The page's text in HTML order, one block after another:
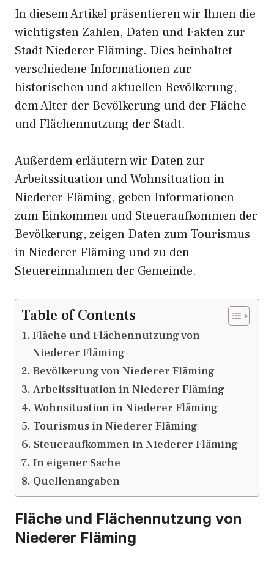
In diesem Artikel präsentieren wir Ihnen die
wichtigsten Zahlen, Daten und Fakten zur
Stadt Niederer Fläming. Dies beinhaltet
verschiedene Informationen zur
historischen und aktuellen Bevölkerung,
dem Alter der Bevölkerung und der Fläche
und Flächennutzung der Stadt.
Außerdem erläutern wir Daten zur
Arbeitssituation und Wohnsituation in
Niederer Fläming, geben Informationen
zum Einkommen und Steueraufkommen der
Bevölkerung, zeigen Daten zum Tourismus
in Niederer Fläming und zu den
Steuereinnahmen der Gemeinde.
Table of Contents
Fläche und Flächennutzung von
Niederer Fläming
Bevölkerung von Niederer Fläming
Arbeitssituation in Niederer Fläming
Wohnsituation in Niederer Fläming
Tourismus in Niederer Fläming
Steueraufkommen in Niederer Fläming
In eigener Sache
Quellenangaben
Fläche und Flächennutzung von
Niederer Fläming